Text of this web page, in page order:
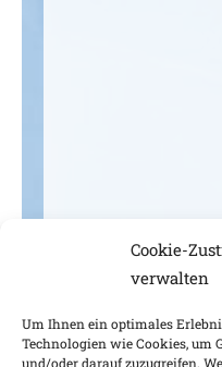
Cookie-
verwalten
Um Ihnen ein optimales
Technologien wie Cookies, um
und/oder darauf zuzugreifen.